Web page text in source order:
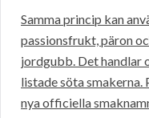
Samma princip kan
passionsfrukt, päron
jordgubb. Det handlar
listade söta smakerna.
nya officiella